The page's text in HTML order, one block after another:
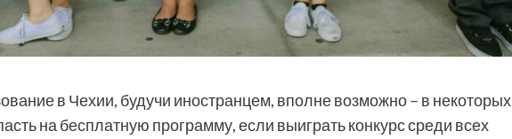
в Чехии, будучи иностранцем, вполне возможно – в некоторых
на бесплатную программу, если выиграть конкурс среди всех